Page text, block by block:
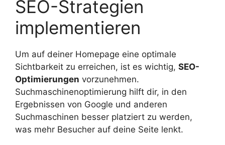
SEO-Strategien
implementieren
Um auf deiner Homepage eine optimale
Sichtbarkeit zu erreichen, ist es wichtig, SEO-
Optimierungen vorzunehmen.
Suchmaschinenoptimierung hilft dir, in den
Ergebnissen von Google und anderen
Suchmaschinen besser platziert zu werden,
was mehr Besucher auf deine Seite lenkt.